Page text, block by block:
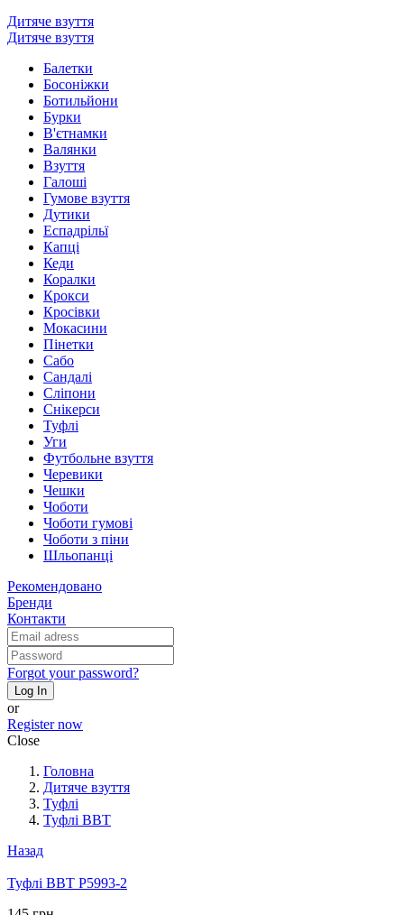
Дитяче взуття
Дитяче взуття
Балетки
Босоніжки
Ботильйони
Бурки
В'єтнамки
Валянки
Взуття
Галоші
Гумове взуття
Дутики
Еспадрільї
Капці
Кеди
Коралки
Крокси
Кросівки
Мокасини
Пінетки
Сабо
Сандалі
Сліпони
Снікерси
Туфлі
Уги
Футбольне взуття
Черевики
Чешки
Чоботи
Чоботи гумові
Чоботи з піни
Шльопанці
Рекомендовано
Бренди
Контакти
Forgot your password?
Log In
or
Register now
Close
Головна
Дитяче взуття
Туфлі
Туфлі BBT
Назад
Туфлі BBT P5993-2